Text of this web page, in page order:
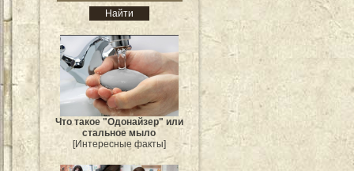
Что такое "Одонайзер" или
стальное мыло
[Интересные факты]